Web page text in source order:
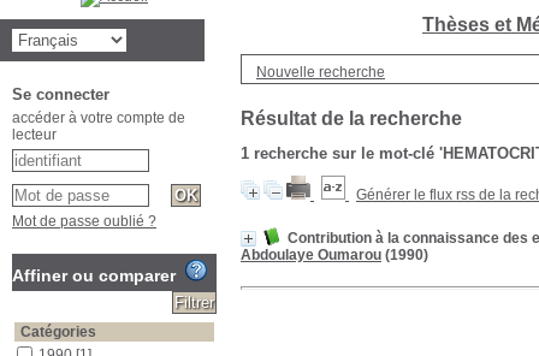
Thèses et
Nouvelle recherche
Résultat de la recherche
1 recherche sur le mot-clé
Générer le flux rss de la
Contribution à la connaissance des
Abdoulaye Oumarou (1990)
Se connecter
accéder à votre compte de
lecteur
Mot de passe oublié ?
Affiner ou comparer
Catégories